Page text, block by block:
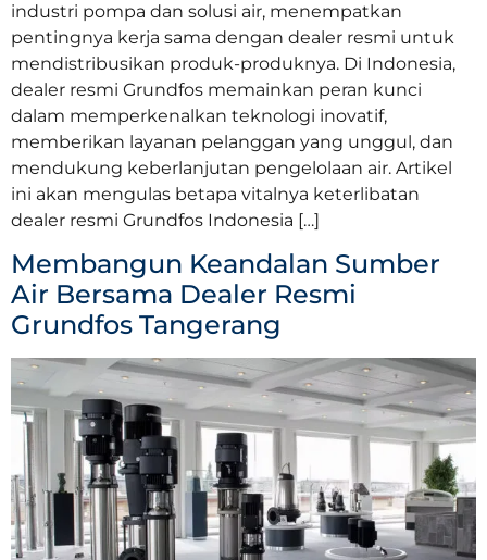
industri pompa dan solusi air, menempatkan
pentingnya kerja sama dengan dealer resmi untuk
mendistribusikan produk-produknya. Di Indonesia,
dealer resmi Grundfos memainkan peran kunci
dalam memperkenalkan teknologi inovatif,
memberikan layanan pelanggan yang unggul, dan
mendukung keberlanjutan pengelolaan air. Artikel
ini akan mengulas betapa vitalnya keterlibatan
dealer resmi Grundfos Indonesia […]
Membangun Keandalan Sumber
Air Bersama Dealer Resmi
Grundfos Tangerang